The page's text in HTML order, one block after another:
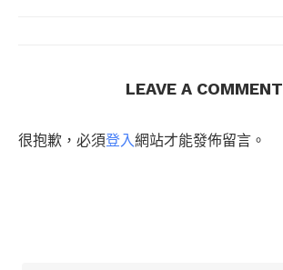
LEAVE A COMMENT
很抱歉，必須登入網站才能發佈留言。